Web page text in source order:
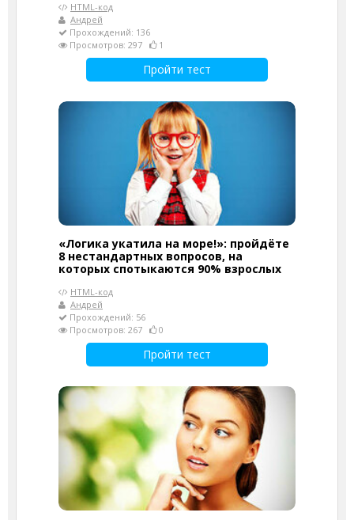
HTML-код
Андрей
Прохождений: 136
Просмотров: 297
1
Пройти тест
«Логика укатила на море!»: пройдёте
8 нестандартных вопросов, на
которых спотыкаются 90% взрослых
HTML-код
Андрей
Прохождений: 56
Просмотров: 267
0
Пройти тест